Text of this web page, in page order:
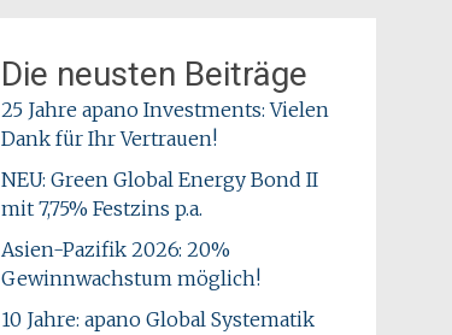
Die neusten Beiträge
25 Jahre apano Investments: Vielen
Dank für Ihr Vertrauen!
NEU: Green Global Energy Bond II
mit 7,75% Festzins p.a.
Asien-Pazifik 2026: 20%
Gewinnwachstum möglich!
10 Jahre: apano Global Systematik